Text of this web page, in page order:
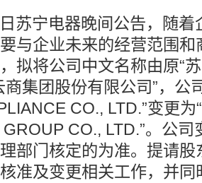
苏宁电器晚间公告，随着
与企业未来的经营范围
拟将公司中文名称由原“
商集团股份有限公司”，公
CO., LTD.”变更为
CO., LTD.”。公
部门核定的为准。提请
准及变更相关工作，并